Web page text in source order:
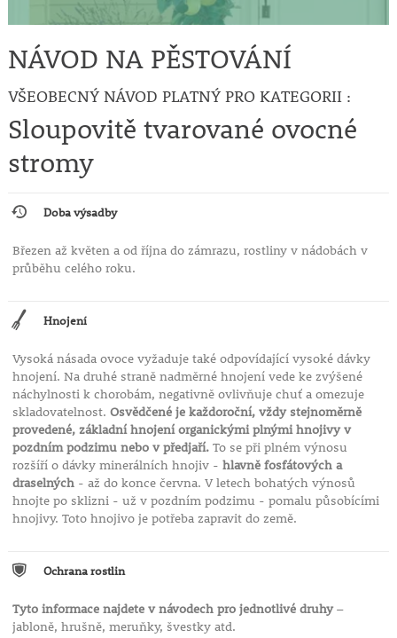
NÁVOD NA PĚSTOVÁNÍ
VŠEOBECNÝ NÁVOD PLATNÝ PRO KATEGORII :
Sloupovitě tvarované ovocné
stromy
Doba výsadby
Březen až květen a od října do zámrazu, rostliny v nádobách v
průběhu celého roku.
Hnojení
Vysoká násada ovoce vyžaduje také odpovídající vysoké dávky
hnojení. Na druhé straně nadměrné hnojení vede ke zvýšené
náchylnosti k chorobám, negativně ovlivňuje chuť a omezuje
skladovatelnost. Osvědčené je každoroční, vždy stejnoměrně
provedené, základní hnojení organickými plnými hnojivy v
pozdním podzimu nebo v předjaří.To se při plném výnosu
rozšíří o dávky minerálních hnojiv - hlavně fosfátových a
draselných- až do konce června. V letech bohatých výnosů
hnojte po sklizni - už v pozdním podzimu - pomalu působícími
hnojivy. Toto hnojivo je potřeba zapravit do země.
Ochrana rostlin
Tyto informace najdete v návodech pro jednotlivé druhy–
jabloně, hrušně, meruňky, švestky atd.